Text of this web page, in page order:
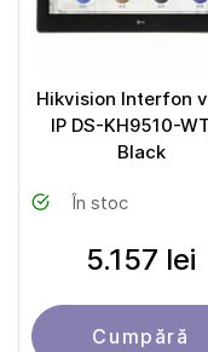
Hikvision Interfon
IP DS-KH9510-
Black
În stoc
5.157 lei
Cumpără